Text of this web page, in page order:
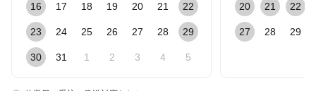
16 17 18 19 20 21 22
23 24 25 26 27 28 29
30 31 1 2 3 4 5
20 21 22
27 28 29